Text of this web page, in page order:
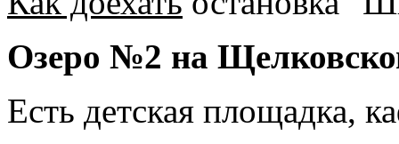
Озеро №2 на
Есть детская площадка,